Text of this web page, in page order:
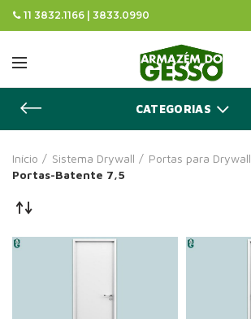
11 3832.1166 | 3833.0990
CATEGORIAS
Início Sistema Drywall
Portas para Drywall
Portas-Batente 7,5